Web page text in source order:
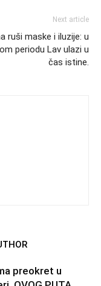
Next article
ruši maske i iluzije: u
periodu Lav ulazi u
čas istine.
preokret u